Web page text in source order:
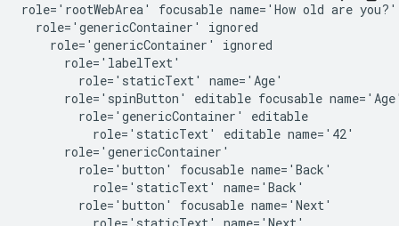
role='rootWebArea' focusable name='How old are you?'
  role='genericContainer' ignored
    role='genericContainer' ignored
      role='labelText'
        role='staticText' name='Age'
role='spinButton' editable focusable
        role='genericContainer' editable
          role='staticText' editable name='42'
      role='genericContainer'
        role='button' focusable name='Back'
          role='staticText' name='Back'
        role='button' focusable name='Next'